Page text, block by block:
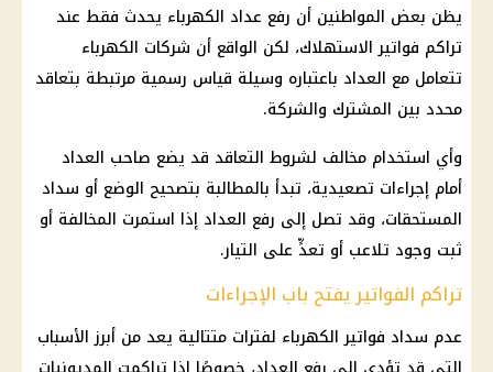
يظن بعض المواطنين أن رفع عداد الكهرباء يحدث فقط عند
تراكم فواتير الاستهلاك، لكن الواقع أن شركات الكهرباء
تتعامل مع العداد باعتباره وسيلة قياس رسمية مرتبطة بتعاقد
محدد بين المشترك والشركة.
وأي استخدام مخالف لشروط التعاقد قد يضع صاحب العداد
أمام إجراءات تصعيدية، تبدأ بالمطالبة بتصحيح الوضع أو سداد
المستحقات، وقد تصل إلى رفع العداد إذا استمرت المخالفة أو
ثبت وجود تلاعب أو تعدٍّ على التيار.
تراكم الفواتير يفتح باب الإجراءات
عدم سداد فواتير الكهرباء لفترات متتالية يعد من أبرز الأسباب